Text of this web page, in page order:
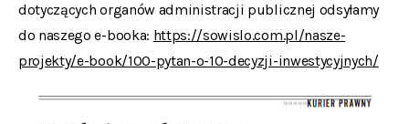
dotyczących organów administracji publicznej odsyłamy
do naszego e-booka: https://sowislo.com.pl/nasze-
projekty/e-book/100-pytan-o-10-decyzji-inwestycyjnych/